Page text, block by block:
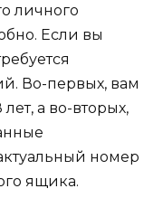
личного
Если вы
Во-первых, вам
а во-вторых,
номер
ящика.